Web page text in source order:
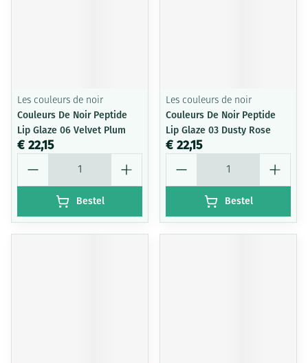
Les couleurs de noir
Couleurs De Noir Peptide
Lip Glaze 06 Velvet Plum
€ 22,15
Bestel
Les couleurs de noir
Couleurs De Noir Peptide
Lip Glaze 03 Dusty Rose
€ 22,15
Bestel